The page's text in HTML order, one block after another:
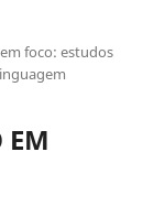
foco: estudos
EM